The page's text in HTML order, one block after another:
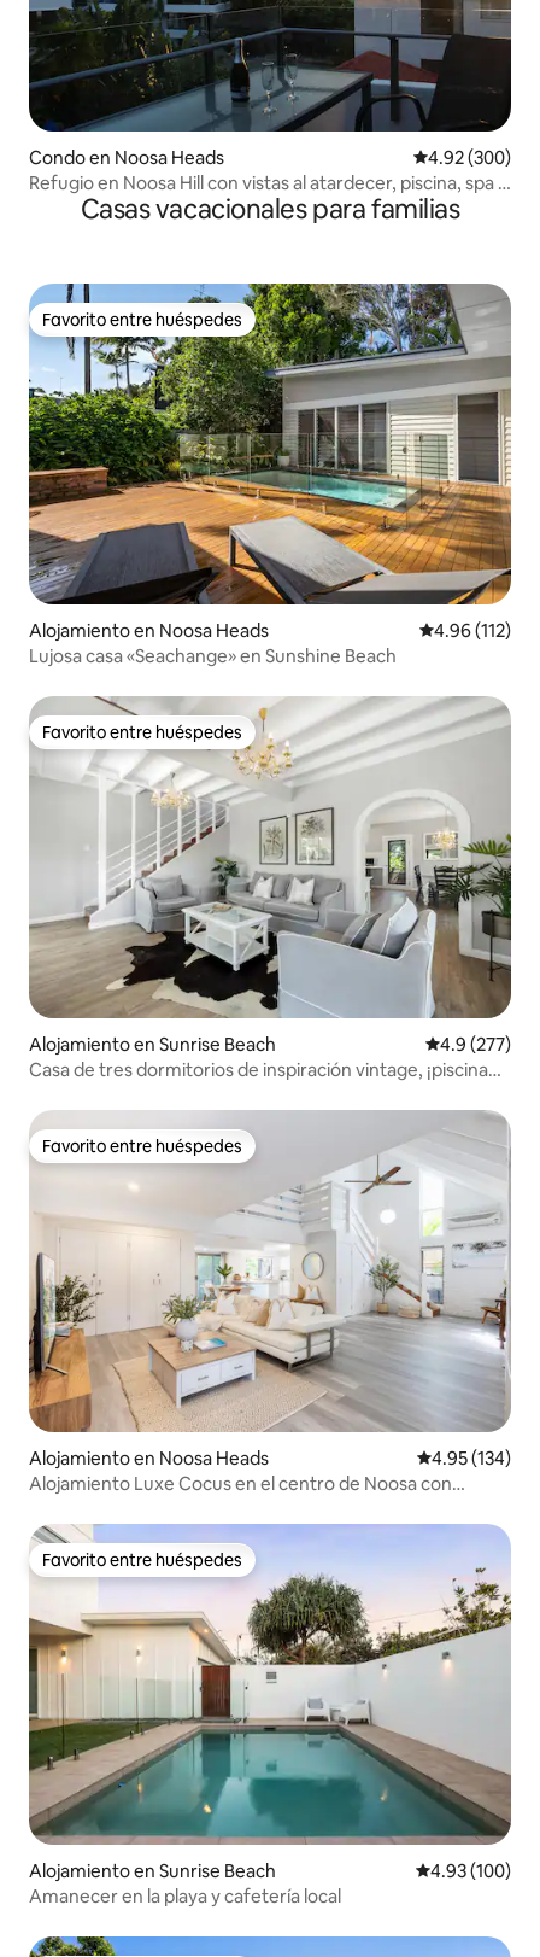
Condo en Noosa Heads Calificación
4.92 (300)
Refugio en Noosa Hill con vistas al atardecer, piscina, spa y
Casas vacacionales para familias
Favorito entre huéspedes
Favorito entre huéspedes
Alojamiento en Noosa Heads Calificación
4.96 (112)
Lujosa casa «Seachange» en Sunshine Beach
Favorito entre huéspedes
Favorito entre huéspedes
Alojamiento en Sunrise Beach Calificación
4.9 (277)
Casa de tres dormitorios de inspiración vintage, ¡piscina
Favorito entre huéspedes
Favorito entre huéspedes
Alojamiento en Noosa Heads Calificación
4.95 (134)
Alojamiento Luxe Cocus en el centro de Noosa con
Favorito entre huéspedes
Favorito entre huéspedes
Alojamiento en Sunrise Beach Calificación
4.93 (100)
Amanecer en la playa y cafetería local